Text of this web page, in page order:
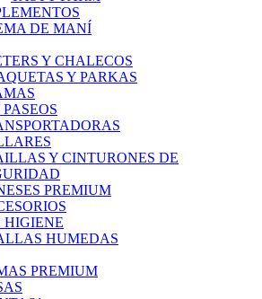
DE MANÍ
Y CHALECOS
Y PARKAS
Y CINTURONES DE
PREMIUM
HIGIENE
HUMEDAS
PREMIUM